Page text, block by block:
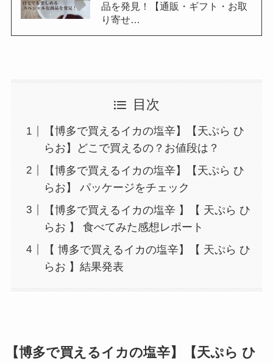
品を発見！【通販・ギフト・お取
り寄せ…
目次
【博多で買えるイカの塩辛】【天ぷら ひ
らお】どこで買えるの？お値段は？
【博多で買えるイカの塩辛】【天ぷら ひ
らお】 パッケージをチェック
【博多で買えるイカの塩辛 】【 天ぷら ひ
らお 】 食べてみた感想レポート
【 博多で買えるイカの塩辛】【 天ぷら ひ
らお 】結果発表
【博多で買えるイカの塩辛】【天ぷら ひ